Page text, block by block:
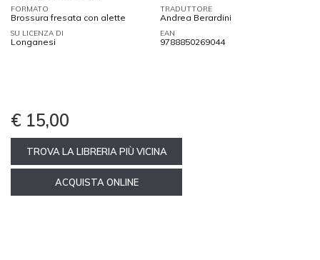
FORMATO
Brossura fresata con alette
TRADUTTORE
Andrea Berardini
SU LICENZA DI
Longanesi
EAN
9788850269044
€ 15,00
TROVA LA LIBRERIA PIÙ VICINA
ACQUISTA ONLINE